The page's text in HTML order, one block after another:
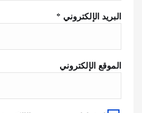
البريد الإلكتروني *
الموقع الإلكتروني